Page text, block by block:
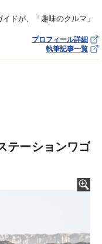
ドが、「趣味のクルマ」
プロフィール詳細
執筆記事一覧
テーションワゴ